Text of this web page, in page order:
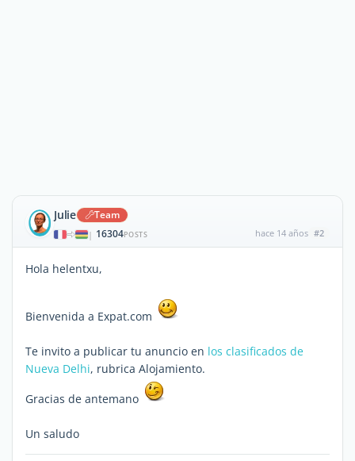
Julie Team
| 16304POSTS hace 14 años #2
Hola helentxu,
Bienvenida a Expat.com
Te invito a publicar tu anuncio en los clasificados de
Nueva Delhi, rubrica Alojamiento.
Gracias de antemano
Un saludo